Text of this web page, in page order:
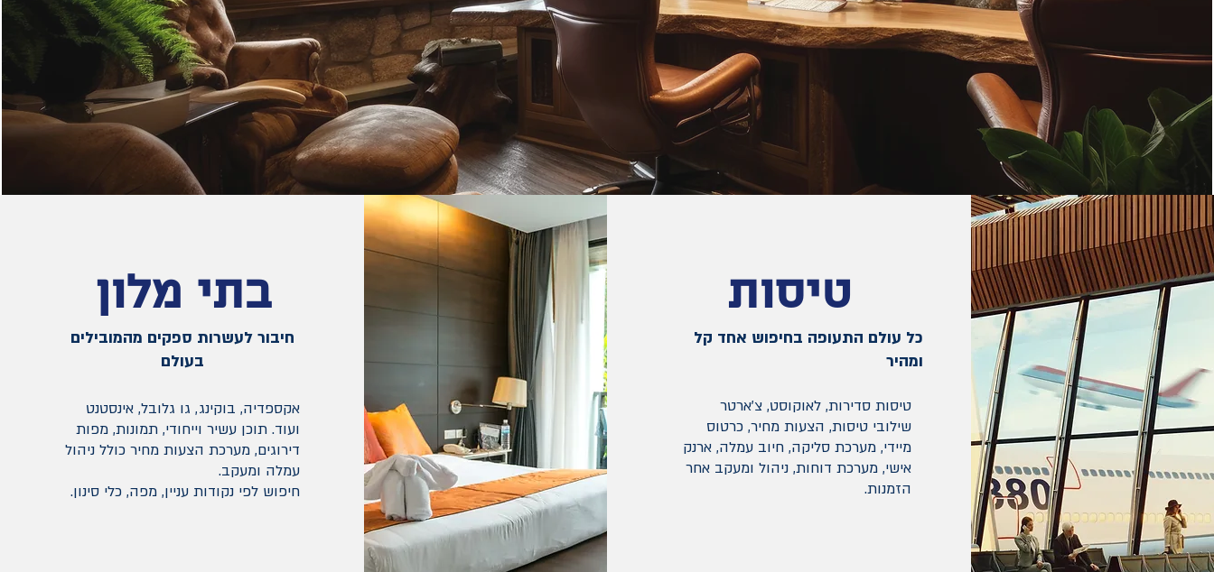
בתי מלון
חיבור לעשרות ספקים מהמובילים
בעולם
אקספדיה, בוקינג, גו גלובל, אינסטנט
ועוד. תוכן עשיר וייחודי, תמונות, מפות
דירוגים,מערכת הצעות מחיר כולל ניהול
עמלה ומעקב.
חיפוש לפי נקודות עניין, מפה, כלי סינון.
טיסות
כל עולם התעופה בחיפוש אחד קל
ומהיר
טיסות סדירות, לאוקוסט, צ'ארטר
שילובי טיסות, הצעות מחיר, כרטוס
מיידי,מערכת סליקה, חיוב עמלה, ארנק
אישי,מערכת דוחות, ניהול ומעקב אחר
הזמנות.